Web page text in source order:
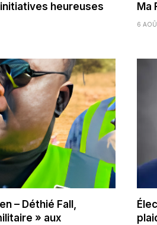
initiatives heureuses
Ma
6
– Déthié Fall,
» aux